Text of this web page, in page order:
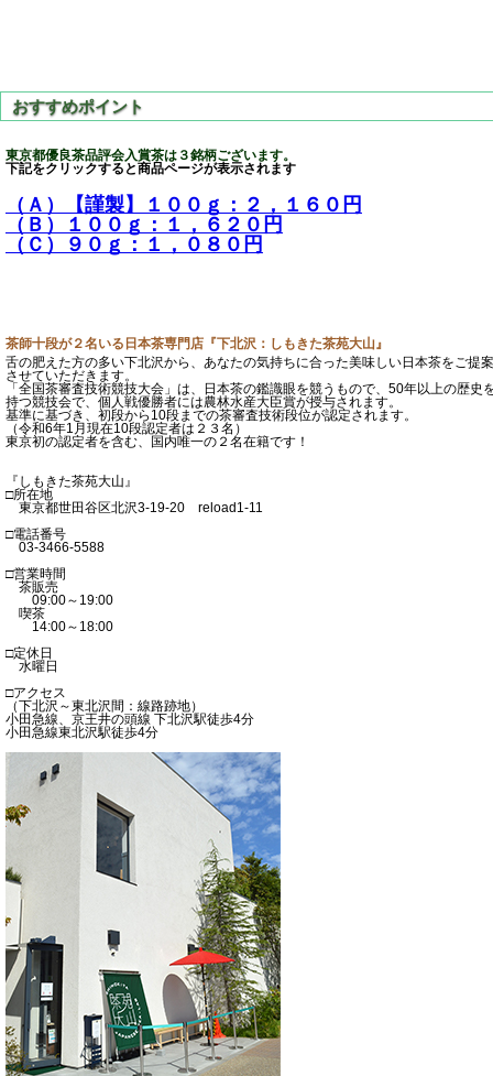
東京都優良茶品評会入賞茶は３銘柄ございます。
下記をクリックすると商品ページが表示されます
（Ａ）【謹製】１００ｇ：２，１６０円
（Ｂ）１００ｇ：１，６２０円
（Ｃ）９０ｇ：１，０８０円
茶師十段が２名いる日本茶専門店『下北沢：しもきた茶苑大山』
舌の肥えた方の多い下北沢から、あなたの気持ちに合った美味しい日本茶をご提案
させていただきます。
「全国茶審査技術競技大会」は、日本茶の鑑識眼を競うもので、50年以上の歴史
持つ競技会で、個人戦優勝者には農林水産大臣賞が授与されます。
基準に基づき、初段から10段までの茶審査技術段位が認定されます。
（令和6年1月現在10段認定者は２３名）
東京初の認定者を含む、国内唯一の２名在籍です！
『しもきた茶苑大山』
□所在地
東京都世田谷区北沢3-19-20 reload1-11
□電話番号
03-3466-5588
□営業時間
茶販売
09:00～19:00
喫茶
14:00～18:00
□定休日
水曜日
□アクセス
（下北沢～東北沢間：線路跡地）
小田急線、京王井の頭線 下北沢駅徒歩4分
小田急線東北沢駅徒歩4分